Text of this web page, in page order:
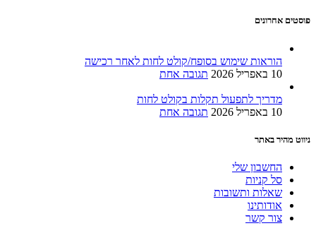
פוסטים אחרונים
הוראות שימוש בסופח/קולט לחות לאחר רכישה
10 באפריל 2026
תגובה אחת
מדריך לתפעול תקלות בקולט לחות
10 באפריל 2026
תגובה אחת
ניווט מהיר באתר
החשבון שלי
סל קניות
שאלות ותשובות
אודותינו
צור קשר